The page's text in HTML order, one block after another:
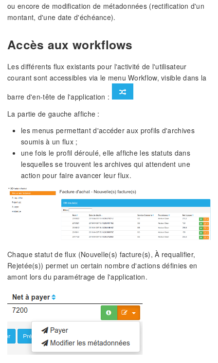
ou encore de modification de métadonnées (rectification d'un
montant, d'une date d'échéance).
Accès aux workflows
Les différents flux existants pour l'activité de l'utilisateur
courant sont accessibles via le menu Workflow, visible dans la
barre d'en-tête de l'application :
La partie de gauche affiche :
les menus permettant d'accéder aux profils d'archives
soumis à un flux ;
une fois le profil déroulé, elle affiche les statuts dans
lesquelles se trouvent les archives qui attendent une
action pour faire avancer leur flux.
Chaque statut de flux (Nouvelle(s) facture(s), À requalifier,
Rejetée(s)) permet un certain nombre d'actions définies en
amont lors du paramétrage de l'application.